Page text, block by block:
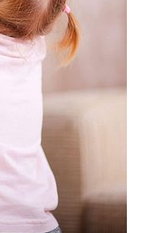
Георгий Победоносец.